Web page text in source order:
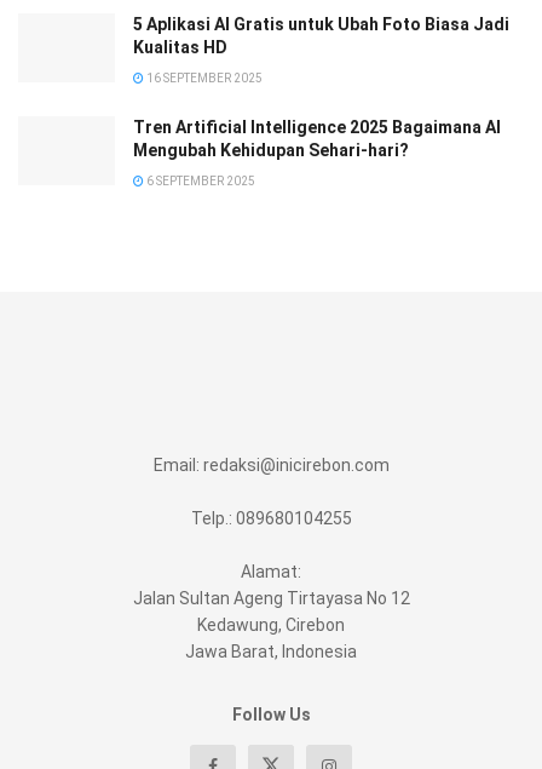
5 Aplikasi AI Gratis untuk Ubah Foto Biasa Jadi
Kualitas HD
16 SEPTEMBER 2025
Tren Artificial Intelligence 2025 Bagaimana AI
Mengubah Kehidupan Sehari-hari?
6 SEPTEMBER 2025
Email: redaksi@inicirebon.com
Telp.: 089680104255
Alamat:
Jalan Sultan Ageng Tirtayasa No 12
Kedawung, Cirebon
Jawa Barat, Indonesia
Follow Us